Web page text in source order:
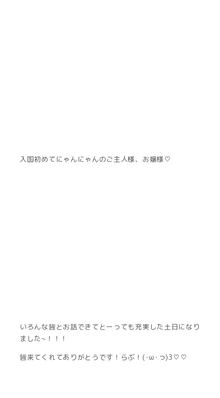
入国初めてにゃんにゃんのご主人様、お嬢様♡
いろんな皆とお話できてとーっても充実した土日になり
ました~！！！
皆来てくれてありがとうです！らぶ！(･ω･っ)З♡♡